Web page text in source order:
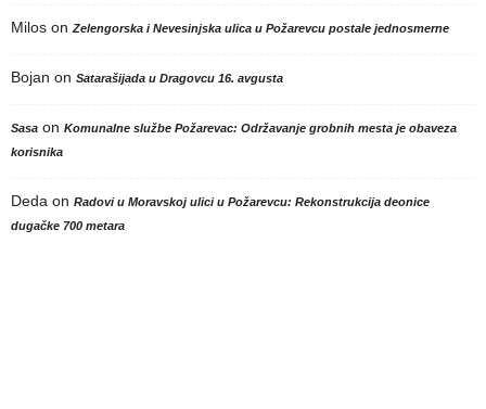
Milos on Zelengorska i Nevesinjska ulica u Požarevcu postale jednosmerne
Bojan on Satarašijada u Dragovcu 16. avgusta
Sasa on Komunalne službe Požarevac: Održavanje grobnih mesta je obaveza
korisnika
Deda on Radovi u Moravskoj ulici u Požarevcu: Rekonstrukcija deonice
dugačke 700 metara